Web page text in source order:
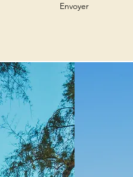
Envoyer